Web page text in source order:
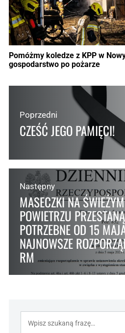
Pomóżmy koledze z KPP w
gospodarstwo po pożarze
Poprzedni
CZEŚĆ JEGO PAMIĘCI!
Następny
MASECZKI NA ŚWIEŻYM
POWIETRZU
POTRZEBNE OD 15
NAJNOWSZE
RM